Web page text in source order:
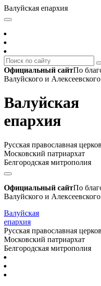
Валуйская епархия
Официальный сайтПо
Валуйского и
Валуйская
епархия
Русская православная
Московский патриархат
Белгородская митрополия
Официальный сайтПо
Валуйского и
Валуйская
епархия
Русская православная
Московский патриархат
Белгородская митрополия